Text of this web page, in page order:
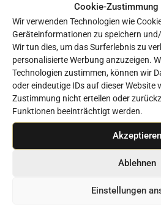
Cookie-Zustimmung
Wir verwenden Technologien wie
Geräteinformationen zu speichern
Wir tun dies, um das Surferlebnis zu
personalisierte Werbung anzuzeigen.
Technologien zustimmen, können wir
oder eindeutige IDs auf dieser Website
Zustimmung nicht erteilen oder
Funktionen beeinträchtigt werden.
Akzeptieren
Ablehnen
Einstellungen
Add to cart
Standard 20 core